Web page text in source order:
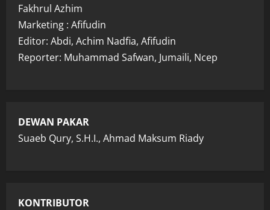
Fakhrul Azhim
Marketing : Afifudin
Editor: Abdi, Achim Nadfia, Afifudin
Reporter: Muhammad Safwan, Jumaili, Ncep
DEWAN PAKAR
Suaeb Qury, S.H.I., Ahmad Maksum Riady
KONTRIBUTOR